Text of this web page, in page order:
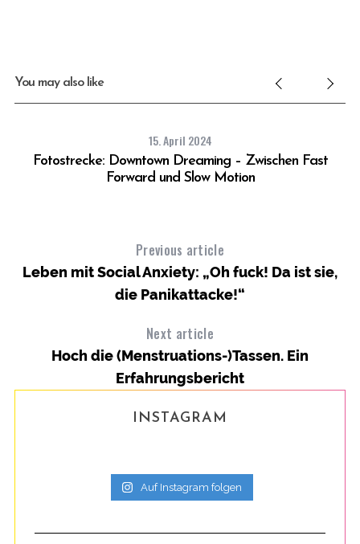
You may also like
15. April 2024
Fotostrecke: Downtown Dreaming – Zwischen Fast
Forward und Slow Motion
Previous article
Leben mit Social Anxiety: „Oh fuck! Da ist sie,
die Panikattacke!“
Next article
Hoch die (Menstruations-)Tassen. Ein
Erfahrungsbericht
INSTAGRAM
Auf Instagram folgen